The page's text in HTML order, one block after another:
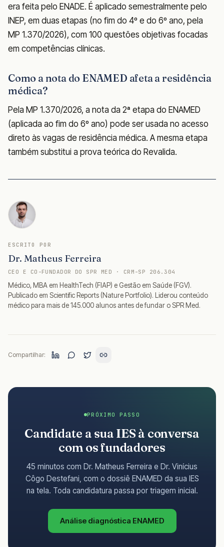
era feita pelo ENADE. É aplicado semestralmente pelo
INEP, em duas etapas (no fim do 4º e do 6º ano, pela
MP 1.370/2026), com 100 questões objetivas focadas
em competências clínicas.
Como a nota do ENAMED afeta a residência
médica?
Pela MP 1.370/2026, a nota da 2ª etapa do ENAMED
(aplicada ao fim do 6º ano) pode ser usada no acesso
direto às vagas de residência médica. A mesma etapa
também substitui a prova teórica do Revalida.
ESCRITO POR
Dr. Matheus Ferreira
CEO E CO-FUNDADOR DO SPR MED · CRM-SP 206.304
Médico, MBA em HealthTech (FIAP) e Gestão em Saúde (FGV).
Publicado em Scientific Reports (Nature Portfolio). Liderou conteúdo
médico para mais de 145.000 alunos antes de fundar o SPR Med.
Compartilhar:
PRÓXIMO PASSO
Candidate a sua IES à conversa
com os fundadores
45 minutos com Dr. Matheus Ferreira e Dr. Vinícius
Côgo Destefani, com o dossiê ENAMED da sua IES
na tela. Toda candidatura passa por triagem inicial.
Análise diagnóstica ENAMED